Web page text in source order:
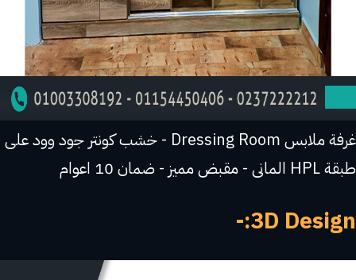
غرفة ملابس Dressing Room - خشب كونتر جود وود على
طبقة HPL المانى - مقبض مميز - ضمان 10 اعوام
3D Design:-